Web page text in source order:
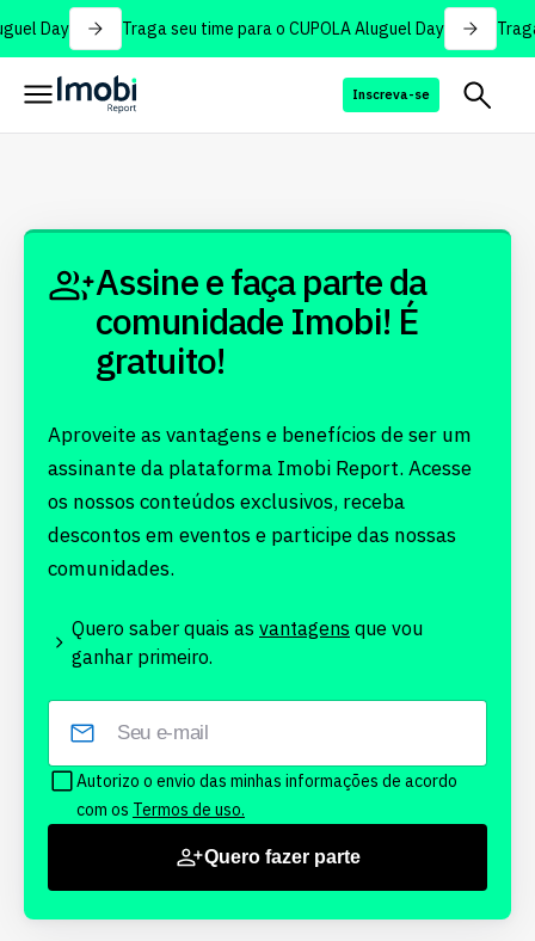
Day Traga seu time para o CUPOLA Aluguel Day
Inscreva-se
Assine e faça parte da
comunidade Imobi! É
gratuito!
Aproveite as vantagens e benefícios de ser um
assinante da plataforma Imobi Report. Acesse
os nossos conteúdos exclusivos, receba
descontos em eventos e participe das nossas
comunidades.
Quero saber quais as vantagens que vou
ganhar primeiro.
Autorizo o envio das minhas informações de acordo
com os Termos de uso.
Quero fazer parte